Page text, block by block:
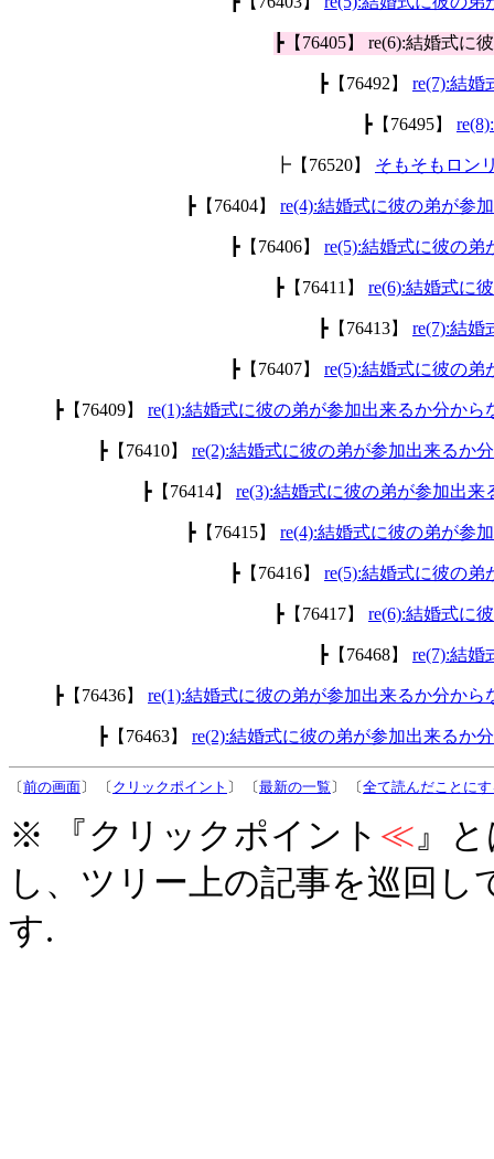
┣【76405】 re(6):結婚式
┣【76492】 re(7):結婚
┣【76495】
┣【76520】 そもそもロン
┣【76404】 re(4):結婚式に彼の弟が参
┣【76406】 re(5):結婚式に彼の
┣【76411】 re(6):結婚式に
┣【76413】 re(7):結婚
┣【76407】 re(5):結婚式に彼の
┣【76409】 re(1):結婚式に彼の弟が参加出来るか分から
┣【76410】 re(2):結婚式に彼の弟が参加出来るか
┣【76414】 re(3):結婚式に彼の弟が参加出来
┣【76415】 re(4):結婚式に彼の弟が参
┣【76416】 re(5):結婚式に彼の
┣【76417】 re(6):結婚式に
┣【76468】 re(7):結婚
┣【76436】 re(1):結婚式に彼の弟が参加出来るか分から
┣【76463】 re(2):結婚式に彼の弟が参加出来るか
〔前の画面〕 〔 クリックポイント 〕 〔最新の一覧 〕 〔全て読んだことに
※ 『クリックポイント ≪』
し、ツリー上の記事を巡回
す.